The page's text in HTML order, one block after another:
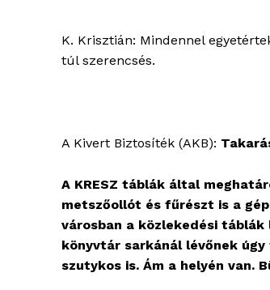
K. Krisztián: Mindennel
túl szerencsés.
A Kivert Biztosíték (AKB):
A KRESZ táblák által
metszőollót és fűrészt is a
városban a közlekedési
könyvtár sarkánál lévőnek
szutykos is. Ám a helyén van.